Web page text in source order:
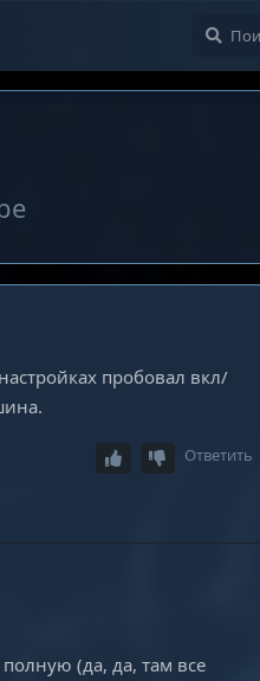
пробовал вкл/
Ответить
(да, да, там все